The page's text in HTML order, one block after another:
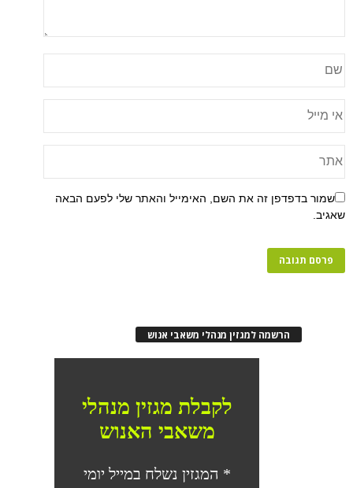
שמור בדפדפן זה את השם, האימייל והאתר שלי לפעם הבאה
שאגיב.
הרשמה למגזין מנהלי משאבי אנוש